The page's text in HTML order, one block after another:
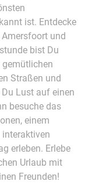
ist. Entdecke
und
bist Du
gemütlichen
Straßen und
Lust auf einen
besuche das
einem
erleben. Erlebe
Urlaub mit
Freunden!